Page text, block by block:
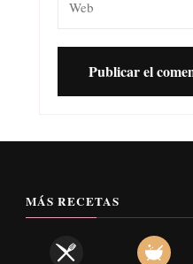
MÁS RECETAS